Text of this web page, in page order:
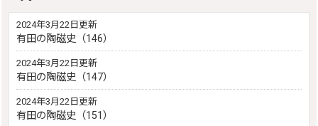
2024年3月22日更新
有田の陶磁史（146）
2024年3月22日更新
有田の陶磁史（147）
2024年3月22日更新
有田の陶磁史（151）